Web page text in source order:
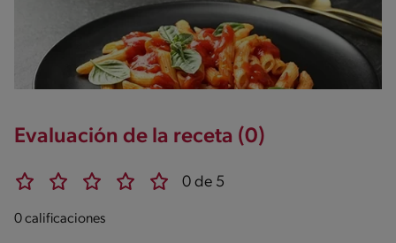
Evaluación de la receta (0)
0 de 5
0 calificaciones